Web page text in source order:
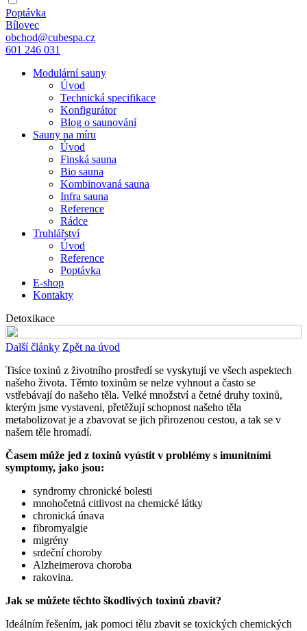
Poptávka
Bílovec
obchod@cubespa.cz
601 246 031
Modulární sauny
Úvod
Technická specifikace
Konfigurátor
Blog o saunování
Sauny na míru
Úvod
Finská sauna
Bio sauna
Kombinovaná sauna
Infra sauna
Reference
Rádce
Truhlářství
Úvod
Reference
Poptávka
E-shop
Kontakty
Detoxikace
Další články Zpět na úvod
Tisíce toxinů z životního prostředí se vyskytují ve všech aspektech
našeho života. Těmto toxinům se nelze vyhnout a často se
vstřebávají do našeho těla. Velké množství a četné druhy toxinů,
kterým jsme vystaveni, přetěžují schopnost našeho těla
metabolizovat je a zbavovat se jich přirozenou cestou, a tak se v
našem těle hromadí.
Časem může jed z toxinů vyústit v problémy s imunitními
symptomy, jako jsou:
syndromy chronické bolesti
mnohočetná citlivost na chemické látky
chronická únava
fibromyalgie
migrény
srdeční choroby
Alzheimerova choroba
rakovina.
Jak se můžete těchto škodlivých toxinů zbavit?
Ideálním řešením, jak pomoci tělu zbavit se toxických chemických